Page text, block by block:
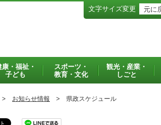
文字サイズ変更 元に
康・福祉・
子ども
スポーツ・
教育・文化
観光・産業・
しごと
お知らせ情報 > 県政スケジュール